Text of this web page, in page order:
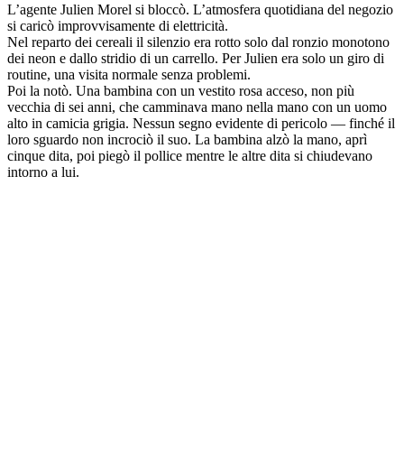
L’agente Julien Morel si bloccò. L’atmosfera quotidiana del negozio
si caricò improvvisamente di elettricità.
Nel reparto dei cereali il silenzio era rotto solo dal ronzio monotono
dei neon e dallo stridio di un carrello. Per Julien era solo un giro di
routine, una visita normale senza problemi.
Poi la notò. Una bambina con un vestito rosa acceso, non più
vecchia di sei anni, che camminava mano nella mano con un uomo
alto in camicia grigia. Nessun segno evidente di pericolo — finché il
loro sguardo non incrociò il suo. La bambina alzò la mano, aprì
cinque dita, poi piegò il pollice mentre le altre dita si chiudevano
intorno a lui.